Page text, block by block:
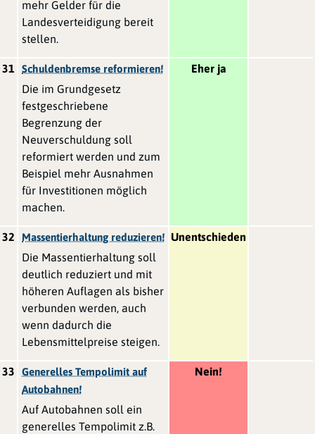
mehr Gelder für die
Landesverteidigung bereit
stellen.
31 Schuldenbremse reformieren!
Die im Grundgesetz
festgeschriebene
Begrenzung der
Neuverschuldung soll
reformiert werden und zum
Beispiel mehr Ausnahmen
für Investitionen möglich
machen.
Eher ja
32 Massentierhaltung reduzieren!
Die Massentierhaltung soll
deutlich reduziert und mit
höheren Auflagen als bisher
verbunden werden, auch
wenn dadurch die
Lebensmittelpreise steigen.
Unentschieden
33
Generelles Tempolimit auf
Autobahnen!
Auf Autobahnen soll ein
generelles Tempolimit z.B.
Nein!